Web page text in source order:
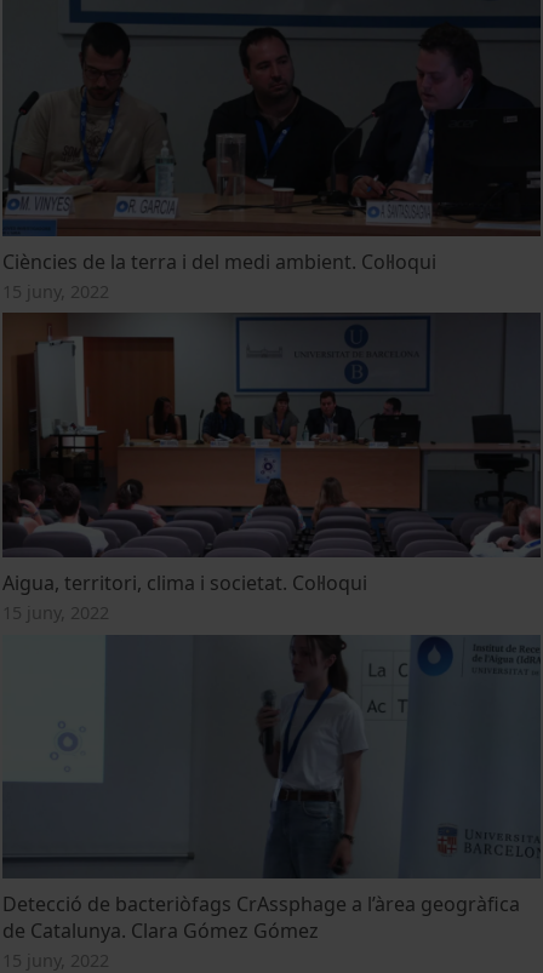
Ciències de la terra i del medi ambient. Col·loqui
15 juny, 2022
Aigua, territori, clima i societat. Col·loqui
15 juny, 2022
Detecció de bacteriòfags CrAssphage a l’àrea geogràfica
de Catalunya. Clara Gómez Gómez
15 juny, 2022